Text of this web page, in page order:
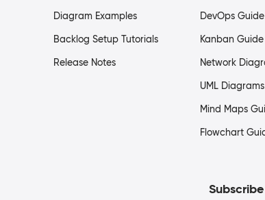
Diagram Examples
Backlog Setup Tutorials
Release Notes
DevOps Guide
Kanban Guide
Network
UML
Mind Maps
Flowchart